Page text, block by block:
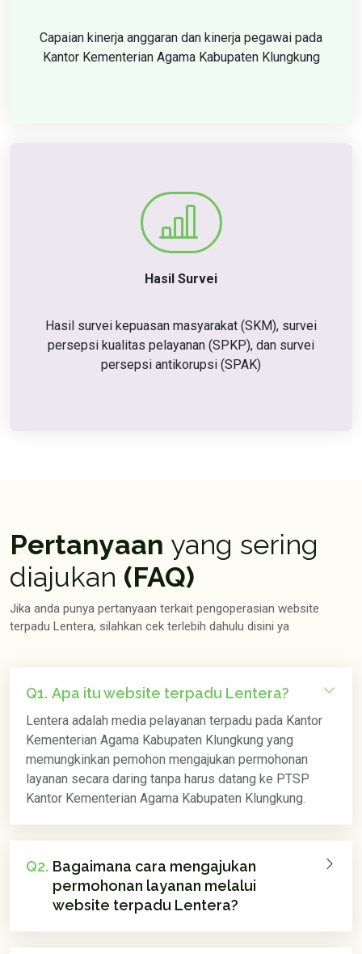
Capaian kinerja anggaran dan kinerja pegawai pada
Kantor Kementerian Agama Kabupaten Klungkung
Hasil Survei
Hasil survei kepuasan masyarakat (SKM), survei
persepsi kualitas pelayanan (SPKP), dan survei
persepsi antikorupsi (SPAK)
Pertanyaan yang sering
diajukan (FAQ)
Jika anda punya pertanyaan terkait pengoperasian website
terpadu Lentera, silahkan cek terlebih dahulu disini ya
Q1. Apa itu website terpadu Lentera?
Lentera adalah media pelayanan terpadu pada Kantor
Kementerian Agama Kabupaten Klungkung yang
memungkinkan pemohon mengajukan permohonan
layanan secara daring tanpa harus datang ke PTSP
Kantor Kementerian Agama Kabupaten Klungkung.
Q2. Bagaimana cara mengajukan
permohonan layanan melalui
website terpadu Lentera?